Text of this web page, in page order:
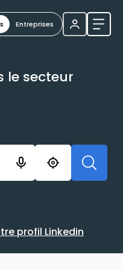
Entreprises
le secteur
l’enregistrement.
avec votre
profil Linkedin